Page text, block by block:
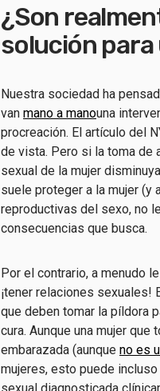
¿Son
solución para
Nuestra sociedad ha
van mano a manouna
procreación. El artículo del
de vista. Pero si la toma de
sexual de la mujer
suele proteger a la mujer (y
reproductivas del sexo, no
consecuencias que busca.
Por el contrario, a menudo
¡tener relaciones sexuales!
que deben tomar la píldora
cura. Aunque una mujer
embarazada (aunque no es
mujeres, esto puede
sexual diagnosticada